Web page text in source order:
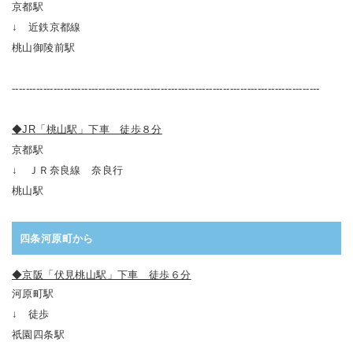
京都駅
↓ 近鉄京都線
桃山御陵前駅
-----------------------------------------------------------------------------------------
◆JR「桃山駅」下車 徒歩８分
京都駅
↓ ＪＲ奈良線 奈良行
桃山駅
四条河原町から
◆京阪「伏見桃山駅」下車 徒歩６分
河原町駅
↓ 徒歩
祇園四条駅